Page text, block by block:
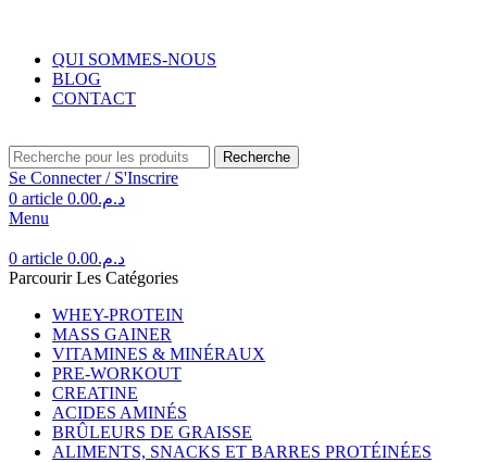
QUI SOMMES-NOUS
BLOG
CONTACT
Recherche
Se Connecter / S'Inscrire
0 article د.م.0.00
Menu
0 article د.م.0.00
Parcourir Les Catégories
WHEY-PROTEIN
MASS GAINER
VITAMINES & MINÉRAUX
PRE-WORKOUT
CREATINE
ACIDES AMINÉS
BRÛLEURS DE GRAISSE
ALIMENTS, SNACKS ET BARRES PROTÉINÉES